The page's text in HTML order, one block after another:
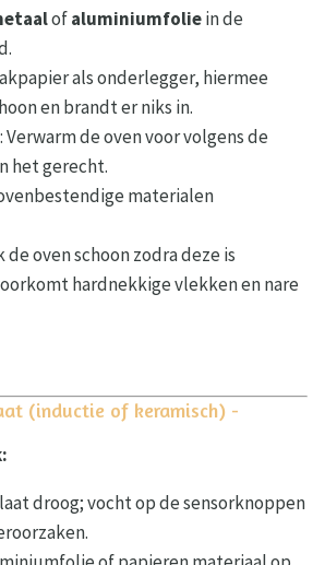
ofaluminiumfoliein de
als onderlegger, hiermee
en brandt er niks in.
de oven voor volgens de
het gerecht.
materialen
de oven schoon zodra deze is
hardnekkige vlekken en nare
(inductie of keramisch) -
droog; vocht op de sensorknoppen